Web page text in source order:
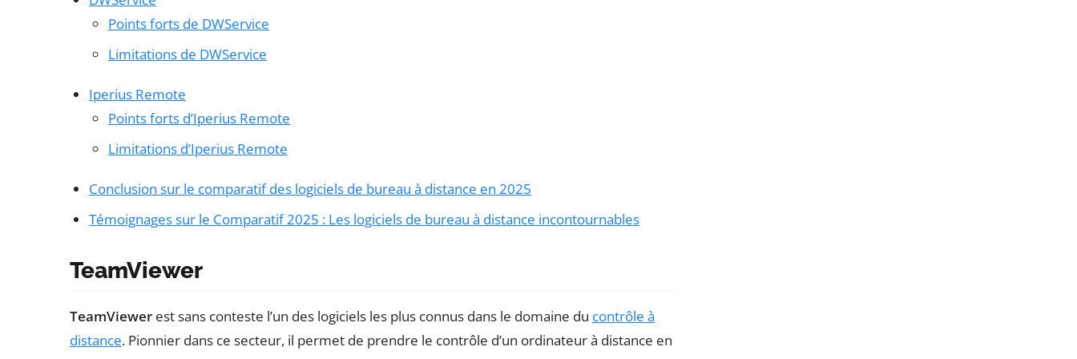
Points forts de DWService
Limitations de DWService
Iperius Remote
Points forts d’Iperius Remote
Limitations d’Iperius Remote
Conclusion sur le comparatif des logiciels de bureau à distance en 2025
Témoignages sur le Comparatif 2025 : Les logiciels de bureau à distance incontournables
TeamViewer
TeamViewer est sans conteste l’un des logiciels les plus connus dans le domaine du contrôle à
distance. Pionnier dans ce secteur, il permet de prendre le contrôle d’un ordinateur à distance en